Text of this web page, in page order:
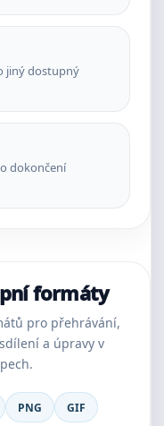
jiný dostupný
dokončení
formáty
pro přehrávání,
a úpravy v
PNG GIF